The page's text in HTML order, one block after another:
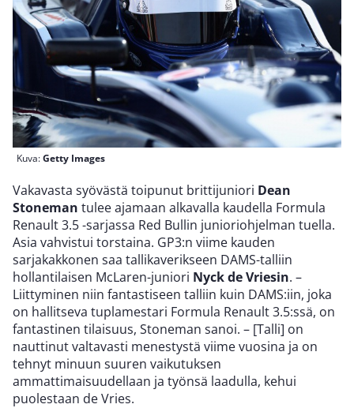
Kuva:Getty Images
Vakavasta syövästä toipunut brittijuniori Dean
Stoneman tulee ajamaan alkavalla kaudella Formula
Renault 3.5 -sarjassa Red Bullin junioriohjelman tuella.
Asia vahvistui torstaina. GP3:n viime kauden
sarjakakkonen saa tallikaverikseen DAMS-talliin
hollantilaisen McLaren-juniori Nyck de Vriesin. –
Liittyminen niin fantastiseen talliin kuin DAMS:iin, joka
on hallitseva tuplamestari Formula Renault 3.5:ssä, on
fantastinen tilaisuus, Stoneman sanoi. – [Talli] on
nauttinut valtavasti menestystä viime vuosina ja on
tehnyt minuun suuren vaikutuksen
ammattimaisuudellaan ja työnsä laadulla, kehui
puolestaan de Vries.